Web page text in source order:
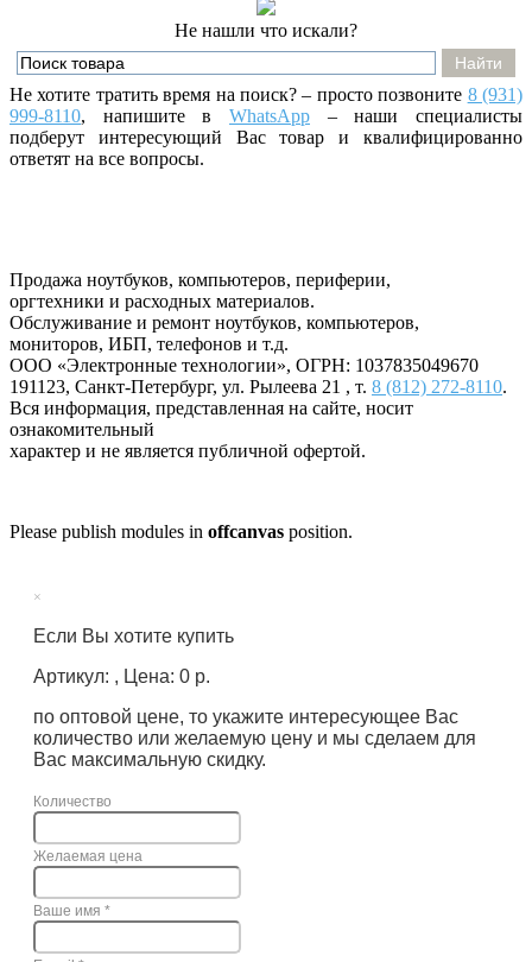
Не нашли что искали?
Не хотите тратить время на поиск? – просто позвоните 8 (931)
999-8110, напишитевWhatsApp – наши специалисты
подберут интересующий Вас товар и квалифицированно
ответят на все вопросы.
Продажа ноутбуков, компьютеров, периферии,
оргтехники и расходных материалов.
Обслуживание и ремонт ноутбуков, компьютеров,
мониторов, ИБП, телефонов и т.д.
ООО «Электронные технологии», ОГРН: 1037835049670
191123, Санкт-Петербург, ул. Рылеева 21 , т. 8 (812) 272-8110.
Вся информация, представленная на сайте, носит
ознакомительный
характер и не является публичной офертой.
Please publish modules in offcanvas position.
×
Если Вы хотите купить
Артикул: , Цена: 0 р.
по оптовой цене, то укажите интересующее Вас
количество или желаемую цену и мы сделаем для
Вас максимальную скидку.
Количество
Желаемая цена
Ваше имя *